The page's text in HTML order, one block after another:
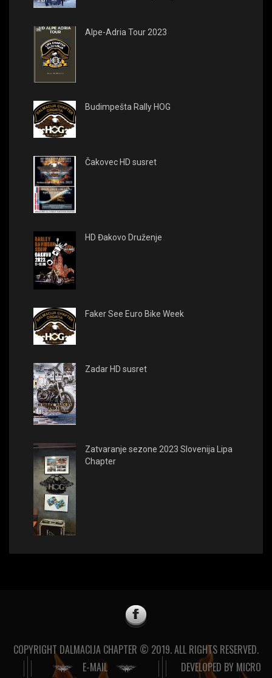
Alpe-Adria Tour 2023
Budimpešta Rally HOG
Čakovec HD susret
HD Đakovo Druženje
Faker See Euro Bike Week
Zadar HD susret
Zatvaranje sezone 2023 Slovenija Lipa
Chapter
COPYRIGHT DALMACIJA CHAPTER © 2019. ALL RIGHTS RESERVED.
E-MAIL
DEVELOPED BY MICRO